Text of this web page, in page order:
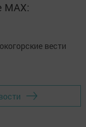
MАХ:
вести